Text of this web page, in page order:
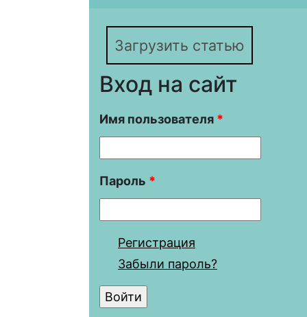
Загрузить статью
Вход на сайт
Имя пользователя *
Пароль *
Регистрация
Забыли пароль?